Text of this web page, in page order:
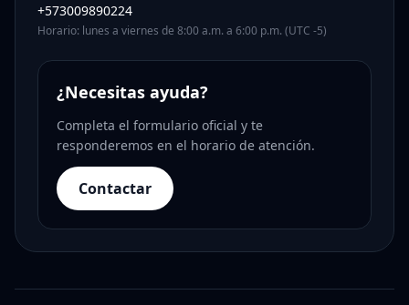
+573009890224
Horario: lunes a viernes de 8:00 a.m. a 6:00 p.m. (UTC -5)
¿Necesitas ayuda?
Completa el formulario oficial y te
responderemos en el horario de atención.
Contactar